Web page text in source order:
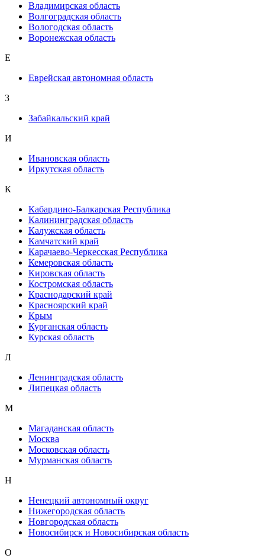
Владимирская область
Волгоградская область
Вологодская область
Воронежская область
Е
Еврейская автономная область
З
Забайкальский край
И
Ивановская область
Иркутская область
К
Кабардино-Балкарская Республика
Калининградская область
Калужская область
Камчатский край
Карачаево-Черкесская Республика
Кемеровская область
Кировская область
Костромская область
Краснодарский край
Красноярский край
Крым
Курганская область
Курская область
Л
Ленинградская область
Липецкая область
М
Магаданская область
Москва
Московская область
Мурманская область
Н
Ненецкий автономный округ
Нижегородская область
Новгородская область
Новосибирск и Новосибирская область
О